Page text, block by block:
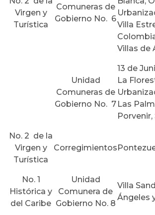
Virgen y
Turística
Comuneras de
Gobierno No. 6
Villa
Villas de
Unidad
Comuneras de
Gobierno No. 7
13 de
La
Las
No. 2 de la
Virgen y
Turística
Corregimientos
No. 1
Histórica y
del Caribe
Unidad
Comunera de
Gobierno No. 8
Villa
Ángeles